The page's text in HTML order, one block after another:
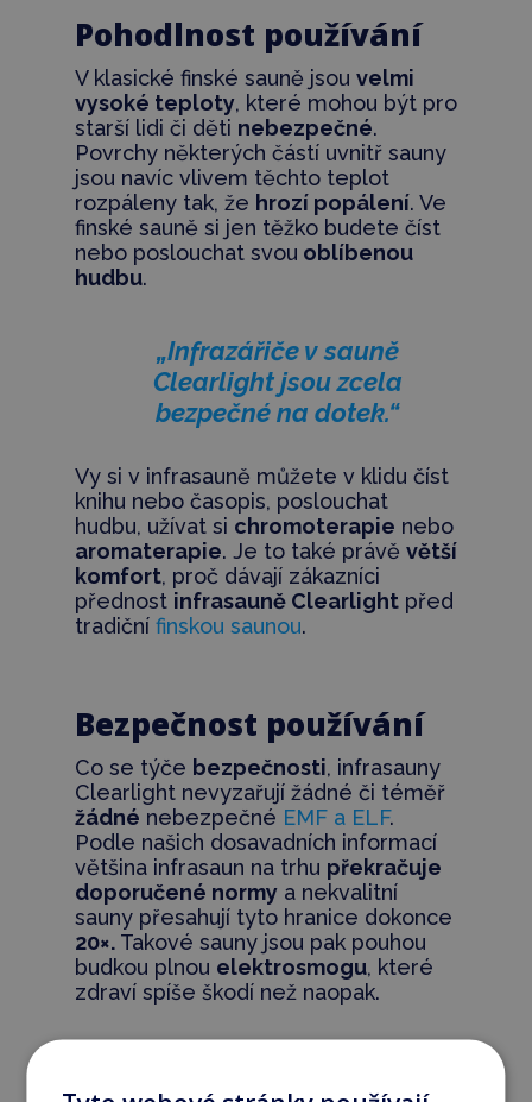
Pohodlnost používání
V klasické finské sauně jsou velmi
vysoké teploty, které mohou být pro
starší lidi či děti nebezpečné.
Povrchy některých částí uvnitř sauny
jsou navíc vlivem těchto teplot
rozpáleny tak, že hrozí popálení. Ve
finské sauně si jen těžko budete číst
nebo poslouchat svou oblíbenou
hudbu.
„Infrazářiče v sauně
Clearlight jsou zcela
bezpečné na dotek.“
Vy si v infrasauně můžete v klidu číst
knihu nebo časopis, poslouchat
hudbu, užívat si chromoterapie nebo
aromaterapie. Je to také právě větší
komfort, proč dávají zákazníci
přednost infrasauně Clearlightpřed
tradiční finskou saunou.
Bezpečnost používání
Co se týče bezpečnosti, infrasauny
Clearlight nevyzařují žádné či téměř
žádné nebezpečné EMF a ELF.
Podle našich dosavadních informací
většina infrasaun na trhu překračuje
doporučené normya nekvalitní
sauny přesahují tyto hranice dokonce
20×.Takové sauny jsou pak pouhou
budkou plnou elektrosmogu, které
zdraví spíše škodí než naopak.
Hygiena a čistota